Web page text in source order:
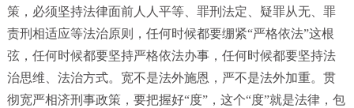
策，必须坚持法律面前人人平等、罪刑法定、疑罪从无、罪
责刑相适应等法治原则，任何时候都要绷紧“严格依法”这根
弦，任何时候都要坚持严格依法办事，任何时候都要坚持法
治思维、法治方式。宽不是法外施恩，严不是法外加重。贯
彻宽严相济刑事政策，要把握好“度”，这个“度”就是法律，包